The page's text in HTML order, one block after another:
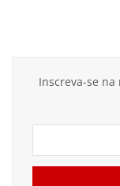
Inscreva-se